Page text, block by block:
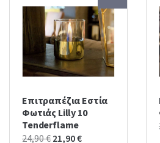
Επιτραπέζια Εστία
Φωτιάς Lilly 10
Tenderflame
24,90€ Original
21,90€Current